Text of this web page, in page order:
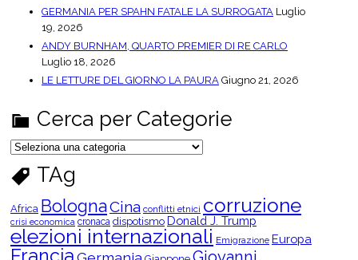
GERMANIA PER SPAHN FATALE LA SURROGATA Luglio
19, 2026
ANDY BURNHAM, QUARTO PREMIER DI RE CARLO
Luglio 18, 2026
LE LETTURE DEL GIORNO LA PAURA Giugno 21, 2026
Cerca per Categorie
C
e
c
a
e
r
C
a
t
TAg
Africa BolognaCina conflitti etnici corruzione
crisi economica cronaca dispotismo Donald J. Trump
elezioni internazionali Emigrazione Europa
Francia